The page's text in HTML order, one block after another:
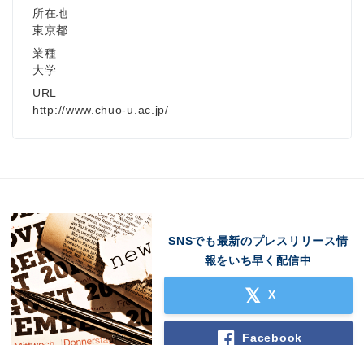
所在地
東京都
業種
大学
URL
http://www.chuo-u.ac.jp/
SNSでも最新のプレスリリース情
報をいち早く配信中
X
Facebook